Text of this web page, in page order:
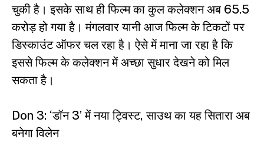
चुकी है। इसके साथ ही फिल्म का कुल कलेक्शन अब 65.5
करोड़ हो गया है। मंगलवार यानी आज फिल्म के टिकटों पर
डिस्काउंट ऑफर चल रहा है। ऐसे में माना जा रहा है कि
इससे फिल्म के कलेक्शन में अच्छा सुधार देखने को मिल
सकता है।
Don 3: ‘डॉन 3’ में नया ट्विस्ट, साउथ का यह सितारा अब
बनेगा विलेन